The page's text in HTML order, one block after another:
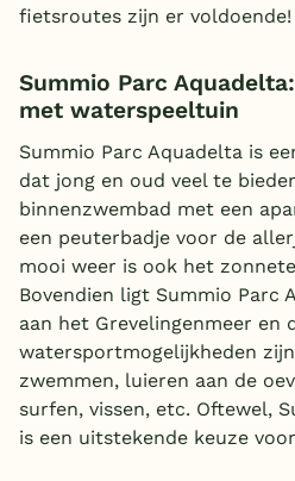
fietsroutes zijn er voldoende!
Summio Parc
met waterspeeltuin
Summio Parc Aquadelta is
dat jong en oud veel te
binnenzwembad met een
een peuterbadje voor de
mooi weer is ook het
Bovendien ligt Summio Parc
aan het Grevelingenmeer en
watersportmogelijkheden
zwemmen, luieren aan de
surfen, vissen, etc. Oftewel,
is een uitstekende keuze